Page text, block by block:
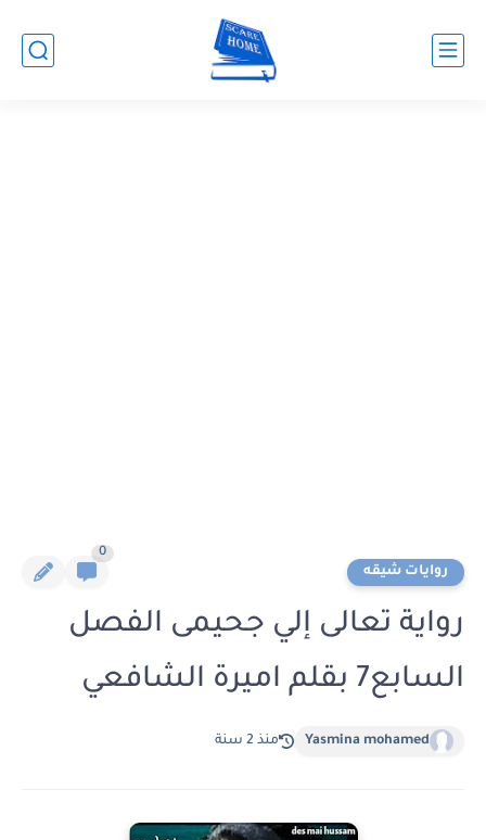
روايات شيقه
0
رواية تعالى إلي جحيمى الفصل
السابع7 بقلم اميرة الشافعي
Yasmina mohamed منذ 2 سنة